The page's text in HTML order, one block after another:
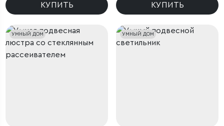
КУПИТЬ КУПИТЬ
УМНЫЙ ДОМ УМНЫЙ ДОМ